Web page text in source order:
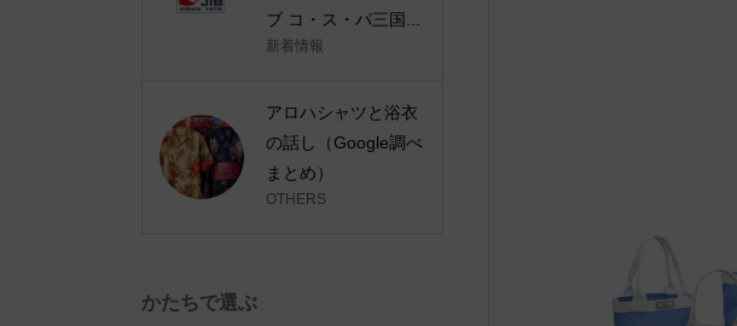
ブ コ・ス・パ三国...
新着情報
アロハシャツと浴衣
の話し（Google調べ
まとめ）
OTHERS
かたちで選ぶ